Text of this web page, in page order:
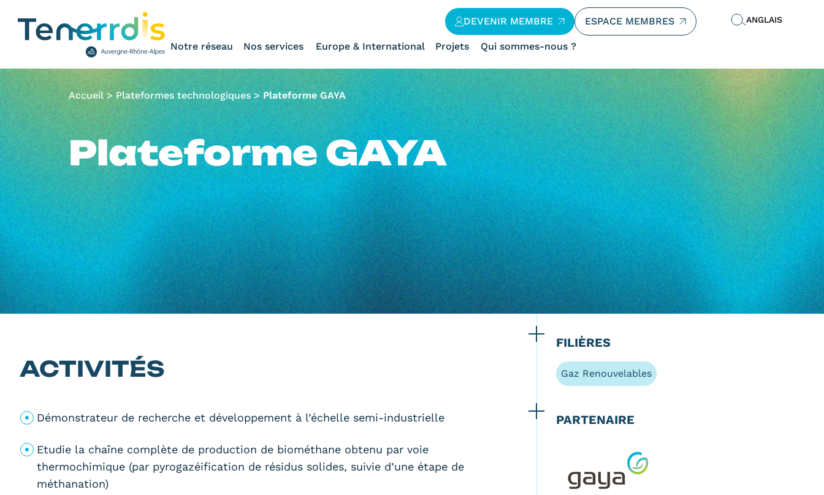
ANGLAIS
Notre réseau Nos services Europe & International Projets Qui sommes-nous ?
DEVENIR MEMBRE ESPACE MEMBRES
Accueil> Plateformes technologiques> Plateforme GAYA
Plateforme GAYA
ACTIVITÉS
Démonstrateur de recherche et développement à l’échelle semi-industrielle
Etudie la chaîne complète de production de biométhane obtenu par voie
thermochimique (par pyrogazéification de résidus solides, suivie d’une étape de
méthanation)
FILIÈRES
Gaz Renouvelables
PARTENAIRE